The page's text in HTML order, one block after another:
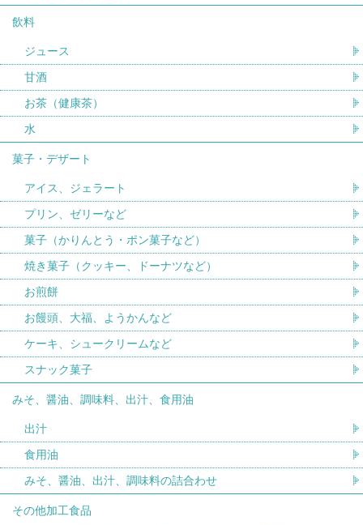
飲料
ジュース
甘酒
お茶（健康茶）
水
菓子・デザート
アイス、ジェラート
プリン、ゼリーなど
菓子（かりんとう・ポン菓子など）
焼き菓子（クッキー、ドーナツなど）
お煎餅
お饅頭、大福、ようかんなど
ケーキ、シュークリームなど
スナック菓子
みそ、醤油、調味料、出汁、食用油
出汁
食用油
みそ、醤油、出汁、調味料の詰合わせ
その他加工食品